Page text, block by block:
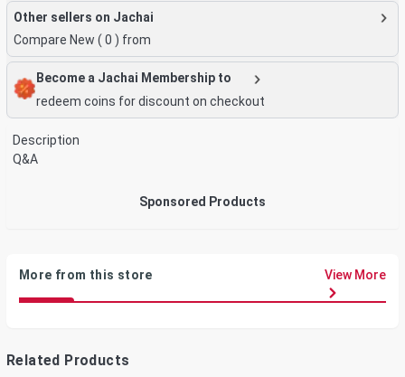
Other sellers on Jachai
Compare New ( 0 ) from
Become a Jachai Membership to
redeem coins for discount on checkout
Description
Q&A
Sponsored Products
More from this store View More
Related Products